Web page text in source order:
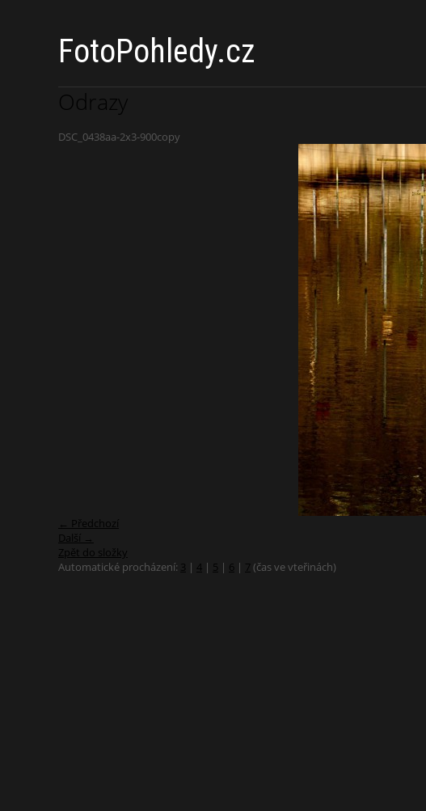
FotoPohledy.cz
Odrazy
DSC_0438aa-2x3-900copy
← Předchozí
Další →
Zpět do složky
Automatické procházení: 3 | 4 | 5 | 6 | 7 (čas ve vteřinách)